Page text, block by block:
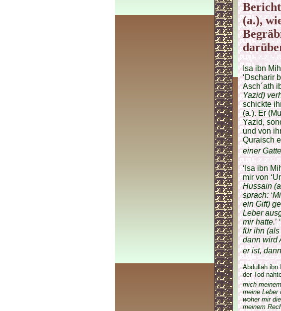
(a.),
Isa ibn
‘Dscharir
Asch´ath
Yazid)
schickte
(a.). Er
Yazid,
und von
Quraisch
einer
‘Isa ibn
mir von
Hussain
sprach:
ein Gift)
Leber
mir hatte.’
für ihn
dann wird
er ist,
Abdullah ibn
der Tod
mich
meine Leber
woher mir
meinem